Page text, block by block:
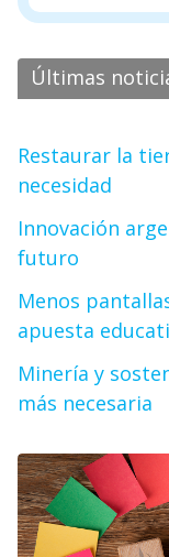
Últimas
Restaurar la
necesidad
Innovación
futuro
Menos
apuesta
Minería y
más necesaria